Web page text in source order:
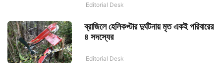
Editorial Desk
ব্রাজিলে হেলিকপ্টার দুর্ঘটনায় মৃত একই পরিবারের
৪ সদস্যের
Editorial Desk